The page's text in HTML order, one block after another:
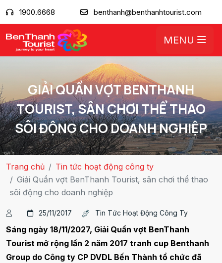
1900.6668 benthanh@benthanhtourist.com
MENU
GIẢI QUẦN VỢT BENTHANH
TOURIST, SÂN CHƠI THỂ THAO
SÔI ĐỘNG CHO DOANH NGHIỆP
Trang chủ
Tin tức hoạt động công ty
Giải Quần vợt BenThanh Tourist, sân chơi thể thao
sôi động cho doanh nghiệp
25/11/2017 Tin Tức Hoạt Động Công Ty
Sáng ngày 18/11/2027, Giải Quần vợt BenThanh
Tourist mở rộng lần 2 năm 2017 tranh cup Benthanh
Group do Công ty CP DVDL Bến Thành tổ chức đã